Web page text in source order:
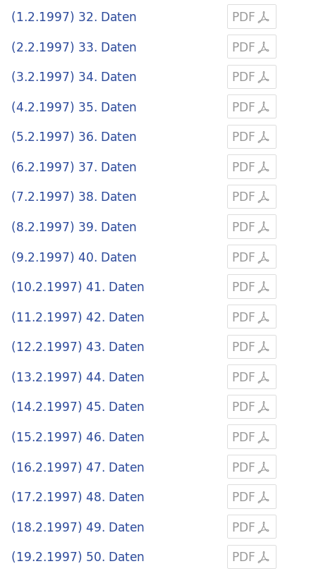
PDF
(1.2.1997) 32. Daten
PDF
(2.2.1997) 33. Daten
PDF
(3.2.1997) 34. Daten
PDF
(4.2.1997) 35. Daten
PDF
(5.2.1997) 36. Daten
PDF
(6.2.1997) 37. Daten
PDF
(7.2.1997) 38. Daten
PDF
(8.2.1997) 39. Daten
PDF
(9.2.1997) 40. Daten
PDF
(10.2.1997) 41. Daten
PDF
(11.2.1997) 42. Daten
PDF
(12.2.1997) 43. Daten
PDF
(13.2.1997) 44. Daten
PDF
(14.2.1997) 45. Daten
PDF
(15.2.1997) 46. Daten
PDF
(16.2.1997) 47. Daten
PDF
(17.2.1997) 48. Daten
PDF
(18.2.1997) 49. Daten
PDF
(19.2.1997) 50. Daten